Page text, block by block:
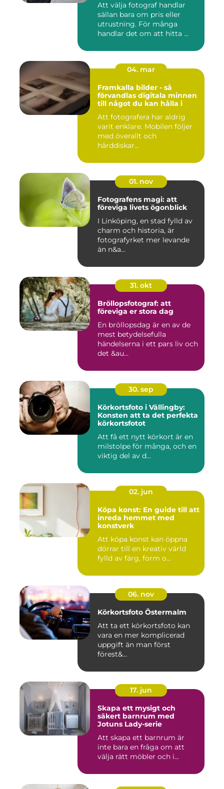
Att välja fotograf handlar
sällan bara om pris eller
utrustning. För många
handlar det om att hitta ...
04. mar
Framkalla bilder - så
förvandlas digitala minnen
till något du kan hålla i
Att fotografera har aldrig
varit enklare. Mobilen följer
med överallt och
hårddiskar...
01. nov
Fotografens magi: att
föreviga livets ögonblick
I Linköping, en stad fylld av
charm och historia, är
fotografyrket mer levande
än n&a...
31. okt
Bröllopsfotograf: att
föreviga er stora dag
En bröllopsdag är en av de
mest betydelsefulla
händelserna i ett pars liv och
det &au...
30. sep
Körkortsfoto i Vällingby:
Konsten att ta det perfekta
körkortsfotot
Att få ett nytt körkort är en
milstolpe för många, och en
viktig del av d...
02. jun
Köpa konst: En guide till att
inreda hemmet med
konstverk
Att köpa konst kan öppna
dörrar till en kreativ värld
fylld av färg, form o...
06. nov
Körkortsfoto Östermalm
Att ta ett körkortsfoto kan
vara en mer komplicerad
uppgift än man först
förest&...
17. jun
Skapa ett mysigt och
säkert barnrum med
Jotuns Lady-serie
Att skapa ett barnrum är
inte bara en fråga om att
välja rätt möbler och i...